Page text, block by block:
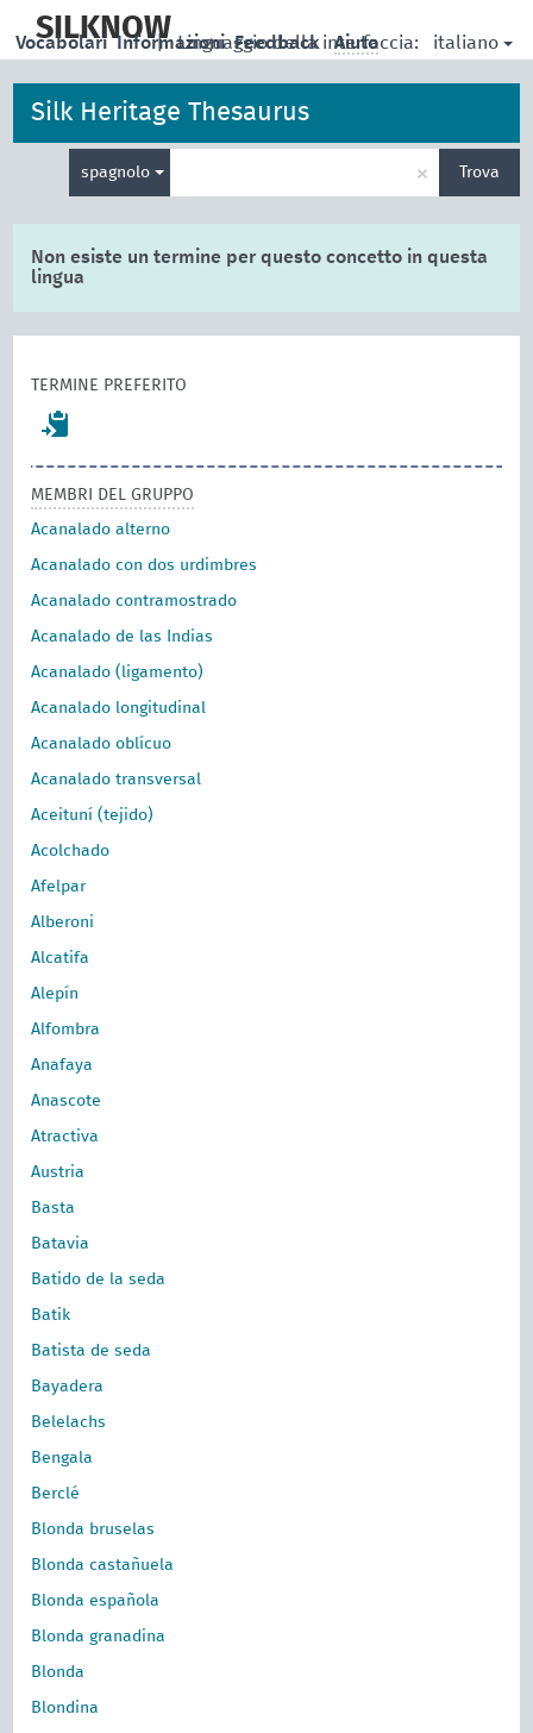
main
SILKNOW
| Linguaggio della interfaccia: italiano
Vocabolari Informazioni Feedback Aiuto
Silk Heritage Thesaurus
spagnolo
la
× Trova
Non esiste un termine per questo concetto in questa
lingua
TERMINE PREFERITO
MEMBRI DEL GRUPPO
Acanalado alterno
Acanalado con dos urdimbres
Acanalado contramostrado
Acanalado de las Indias
Acanalado (ligamento)
Acanalado longitudinal
Acanalado oblícuo
Acanalado transversal
Aceituní (tejido)
Acolchado
Afelpar
Alberoni
Alcatifa
Alepín
Alfombra
Anafaya
Anascote
Atractiva
Austria
Basta
Batavia
Batido de la seda
Batik
Batista de seda
Bayadera
Belelachs
Bengala
Berclé
Blonda bruselas
Blonda castañuela
Blonda española
Blonda granadina
Blonda
Blondina